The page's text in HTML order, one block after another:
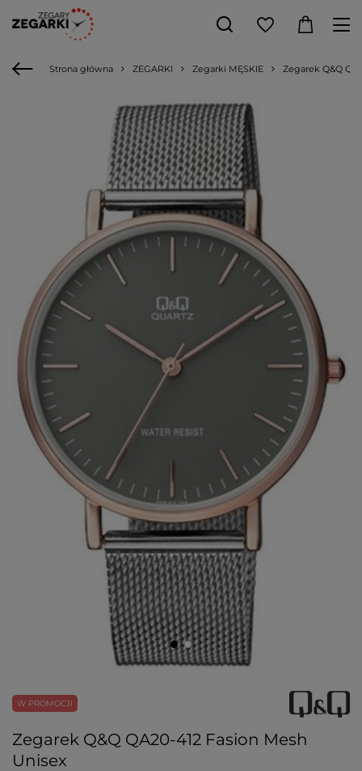
Strona główna ZEGARKI Zegarki MĘSKIE Zegarek Q&Q
W PROMOCJI
Zegarek Q&Q QA20-412 Fasion Mesh
Unisex